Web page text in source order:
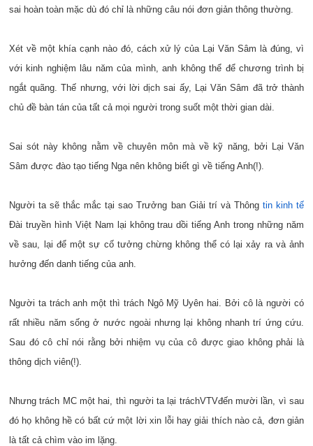
sai hoàn toàn mặc dù đó chỉ là những câu nói đơn giản thông thường.
Xét về một khía cạnh nào đó, cách xử lý của Lại Văn Sâm là đúng, vì
với kinh nghiệm lâu năm của mình, anh không thể để chương trình bị
ngắt quãng. Thế nhưng, với lời dịch sai ấy, Lại Văn Sâm đã trở thành
chủ đề bàn tán của tất cả mọi người trong suốt một thời gian dài.
Sai sót này không nằm về chuyên môn mà về kỹ năng, bởi Lại Văn
Sâm được đào tạo tiếng Nga nên không biết gì về tiếng Anh(!).
Người ta sẽ thắc mắc tại sao Trưởng ban Giải trí và Thông tin kinh tế
Đài truyền hình Việt Nam lại không trau dồi tiếng Anh trong những năm
về sau, lại để một sự cố tưởng chừng không thể có lại xảy ra và ảnh
hưởng đến danh tiếng của anh.
Người ta trách anh một thì trách Ngô Mỹ Uyên hai. Bởi cô là người có
rất nhiều năm sống ở nước ngoài nhưng lại không nhanh trí ứng cứu.
Sau đó cô chỉ nói rằng bởi nhiệm vụ của cô được giao không phải là
thông dịch viên(!).
Nhưng trách MC một hai, thì người ta lại tráchVTVđến mười lần, vì sau
đó họ không hề có bất cứ một lời xin lỗi hay giải thích nào cả, đơn giản
là tất cả chìm vào im lặng.